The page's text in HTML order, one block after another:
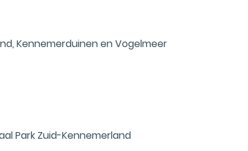
Kennemerduinen en Vogelmeer
Park Zuid-Kennemerland